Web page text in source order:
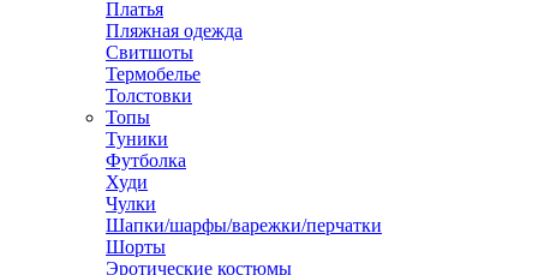
Платья
Пляжная одежда
Свитшоты
Термобелье
Толстовки
Топы
Туники
Футболка
Худи
Чулки
Шапки/шарфы/варежки/перчатки
Шорты
Эротические костюмы